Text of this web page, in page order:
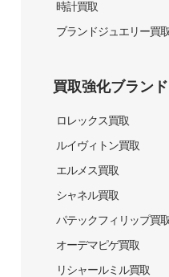
時計買取
ブランドジュエリー買取
買取強化ブランド
ロレックス買取
ルイヴィトン買取
エルメス買取
シャネル買取
パテックフィリップ買取
オーデマピゲ買取
リシャールミル買取